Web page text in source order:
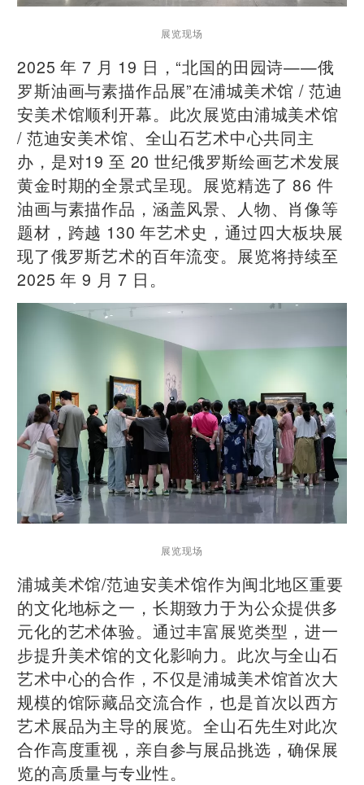
展览现场
2025 年 7 月 19 日，“北国的田园诗——俄
罗斯油画与素描作品展”在浦城美术馆 / 范迪
安美术馆顺利开幕。此次展览由浦城美术馆
/ 范迪安美术馆、全山石艺术中心共同主
办，是对19 至 20 世纪俄罗斯绘画艺术发展
黄金时期的全景式呈现。展览精选了 86 件
油画与素描作品，涵盖风景、人物、肖像等
题材，跨越 130 年艺术史，通过四大板块展
现了俄罗斯艺术的百年流变。展览将持续至
2025 年 9 月 7 日。
展览现场
浦城美术馆/范迪安美术馆作为闽北地区重要
的文化地标之一，长期致力于为公众提供多
元化的艺术体验。通过丰富展览类型，进一
步提升美术馆的文化影响力。此次与全山石
艺术中心的合作，不仅是浦城美术馆首次大
规模的馆际藏品交流合作，也是首次以西方
艺术展品为主导的展览。全山石先生对此次
合作高度重视，亲自参与展品挑选，确保展
览的高质量与专业性。